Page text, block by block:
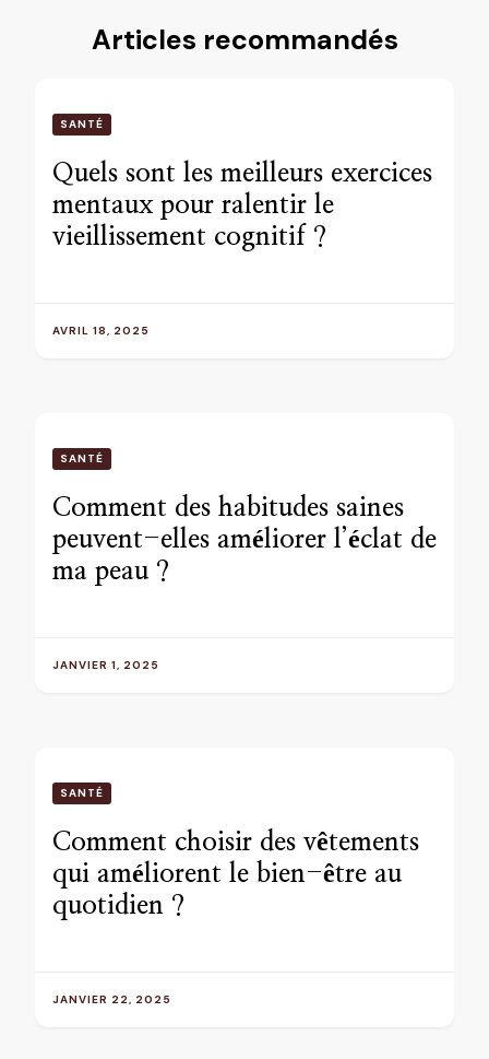
Articles recommandés
SANTÉ
Quels sont les meilleurs exercices
mentaux pour ralentir le
vieillissement cognitif ?
AVRIL 18, 2025
SANTÉ
Comment des habitudes saines
peuvent-elles améliorer l’éclat de
ma peau ?
JANVIER 1, 2025
SANTÉ
Comment choisir des vêtements
qui améliorent le bien-être au
quotidien ?
JANVIER 22, 2025